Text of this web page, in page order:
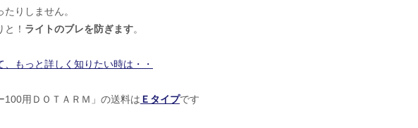
りしません。
！ ライトのブレを防ぎます。
、もっと詳しく知りたい時は・・
100用ＤＯＴＡＲＭ」の送料は Ｅタイプです